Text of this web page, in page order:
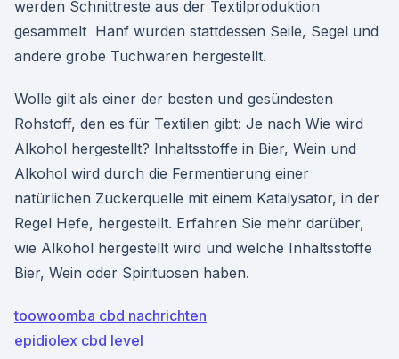
werden Schnittreste aus der Textilproduktion
gesammelt Hanf wurden stattdessen Seile, Segel und
andere grobe Tuchwaren hergestellt.
Wolle gilt als einer der besten und gesündesten
Rohstoff, den es für Textilien gibt: Je nach Wie wird
Alkohol hergestellt? Inhaltsstoffe in Bier, Wein und
Alkohol wird durch die Fermentierung einer
natürlichen Zuckerquelle mit einem Katalysator, in der
Regel Hefe, hergestellt. Erfahren Sie mehr darüber,
wie Alkohol hergestellt wird und welche Inhaltsstoffe
Bier, Wein oder Spirituosen haben.
toowoomba cbd nachrichten
epidiolex cbd level